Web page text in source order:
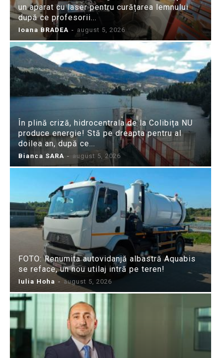
un aparat cu laser pentru curățarea lemnului
după ce profesorii...
Ioana BRADEA - august 5, 2026
În plină criză, hidrocentrala de la Colibița NU
produce energie! Stă pe dreapta pentru al
doilea an, după ce...
Bianca SARA - august 5, 2026
FOTO: Renumita autovidanjă albastră Aquabis
se reface, un nou utilaj intră pe teren!
Iulia Hoha - august 5, 2026